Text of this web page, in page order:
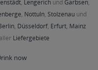
, Lengerichund Garbsen,
, Nottuln, Stolzenau und
, Düsseldorf, Erfurt, Mainz
Liefergebiete
now